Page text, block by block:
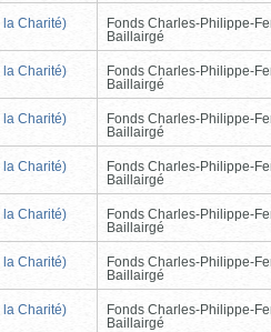
la Charité)
Fonds Charles-Philippe-
Baillairgé
la Charité)
Fonds Charles-Philippe-
Baillairgé
la Charité)
Fonds Charles-Philippe-
Baillairgé
la Charité)
Fonds Charles-Philippe-
Baillairgé
la Charité)
Fonds Charles-Philippe-
Baillairgé
la Charité)
Fonds Charles-Philippe-
Baillairgé
la Charité)
Fonds Charles-Philippe-
Baillairgé